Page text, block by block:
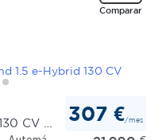
Comparar
307 €/mes